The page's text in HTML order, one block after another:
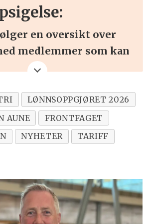
en oversikt over
medlemmer som kan
dersom
Verksted AS,
Service AS,
and Security AS,
LØNNSOPPGJØRET 2026
AUNE
FRONTFAGET
NYHETER TARIFF